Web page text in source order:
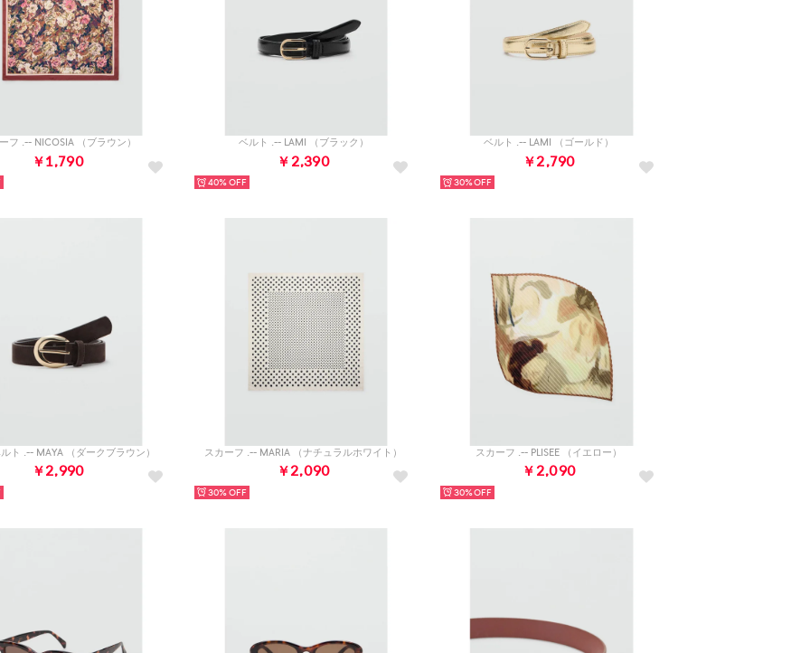
フ .-- NICOSIA （ブラウン）
￥1,790
ベルト .-- LAMI （ブラック）
￥2,390
40%
ベルト .-- LAMI （ゴールド）
￥2,790
30%
ト .-- MAYA （ダークブラウン）
￥2,990
スカーフ .-- MARIA （ナチュラルホワイト）
￥2,090
30%
スカーフ .-- PLISEE （イエロー）
￥2,090
30%